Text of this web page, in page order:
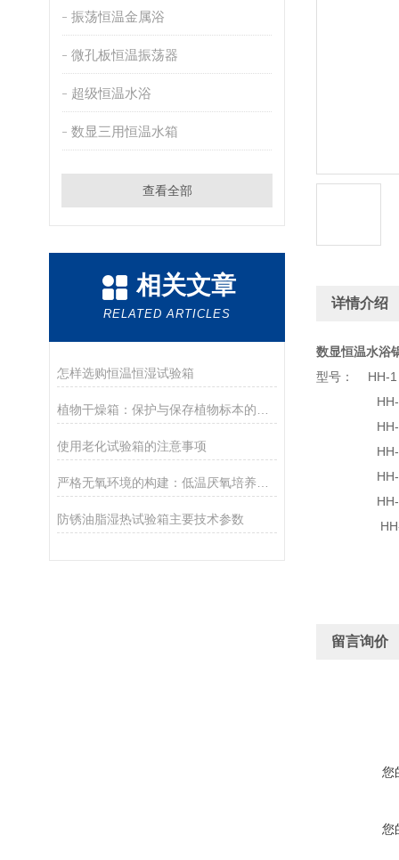
振荡恒温金属浴
微孔板恒温振荡器
超级恒温水浴
数显三用恒温水箱
查看全部
相关文章
RELATED ARTICLES
怎样选购恒温恒湿试验箱
使用老化试验箱的注意事项
防锈油脂湿热试验箱主要技术参数
详情介绍
数显恒温水浴
型号：
HH-2 控
HH-4 控
HH-4单
HH-6 控
HH-6单
HH-8 控
留言询价
您
您